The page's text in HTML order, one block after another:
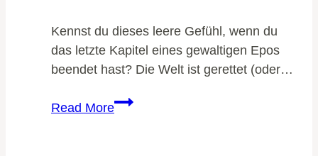
Kennst du dieses leere Gefühl, wenn du
das letzte Kapitel eines gewaltigen Epos
beendet hast? Die Welt ist gerettet (oder…
Read MoreBücher